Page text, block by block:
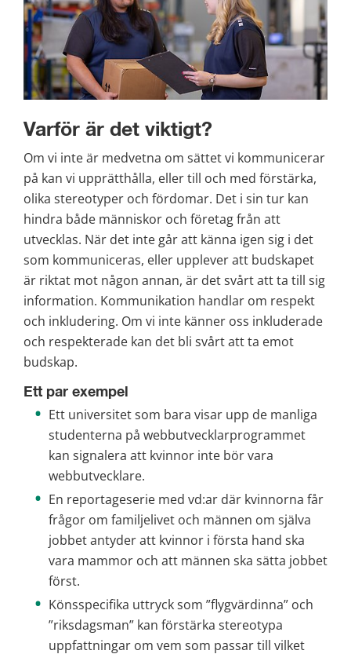
Varför är det viktigt?
Om vi inte är medvetna om sättet vi kommunicerar
på kan vi upprätthålla, eller till och med förstärka,
olika stereotyper och fördomar. Det i sin tur kan
hindra både människor och företag från att
utvecklas. När det inte går att känna igen sig i det
som kommuniceras, eller upplever att budskapet
är riktat mot någon annan, är det svårt att ta till sig
information. Kommunikation handlar om respekt
och inkludering. Om vi inte känner oss inkluderade
och respekterade kan det bli svårt att ta emot
budskap.
Ett par exempel
Ett universitet som bara visar upp de manliga
studenterna på webbutvecklarprogrammet
kan signalera att kvinnor inte bör vara
webbutvecklare.
En reportageserie med vd:ar där kvinnorna får
frågor om familjelivet och männen om själva
jobbet antyder att kvinnor i första hand ska
vara mammor och att männen ska sätta jobbet
först.
Könsspecifika uttryck som ”flygvärdinna” och
”riksdagsman” kan förstärka stereotypa
uppfattningar om vem som passar till vilket